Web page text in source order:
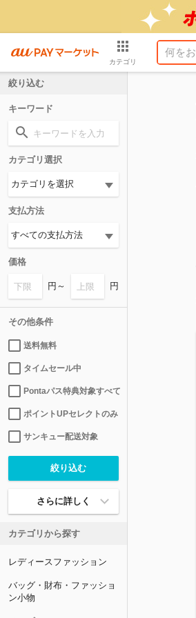
カテゴリ
絞り込む
キーワード
カテゴリ選択
支払方法
価格
円～ 円
その他条件
送料無料
タイムセール中
Pontaパス特典対象すべて
ポイントUPセレクトのみ
サンキュー配送対象
さらに詳しく
カテゴリから探す
レディースファッション
バッグ・財布・ファッショ
ン小物